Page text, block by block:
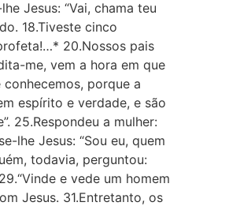
Jesus: “Vai, chama teu
18.Tiveste cinco
20.Nossos pais
me, vem a hora em que
porque a
espírito e verdade, e são
25.Respondeu a mulher:
lhe Jesus: “Sou eu, quem
todavia, perguntou:
e vede um homem
Jesus. 31.Entretanto, os